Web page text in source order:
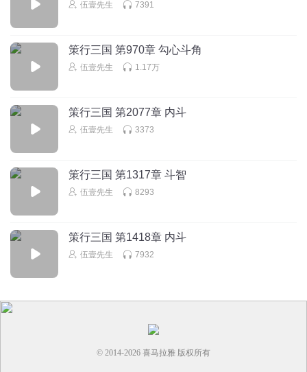
伍壹先生 7391
策行三国 第970章 勾心斗角
伍壹先生 1.17万
策行三国 第2077章 内斗
伍壹先生 3373
策行三国 第1317章 斗智
伍壹先生 8293
策行三国 第1418章 内斗
伍壹先生 7932
© 2014-2026 喜马拉雅 版权所有